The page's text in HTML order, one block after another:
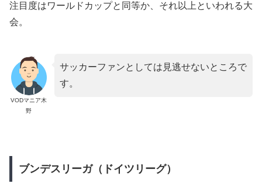
注目度はワールドカップと同等か、それ以上といわれる大
会。
VODマニア木
野
サッカーファンとしては見逃せないところで
す。
ブンデスリーガ（ドイツリーグ）